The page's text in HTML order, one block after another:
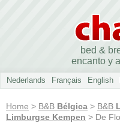
bed &
encanto y
Nederlands Français English
Home > B&B Bélgica > B&B
Limburgse Kempen > De